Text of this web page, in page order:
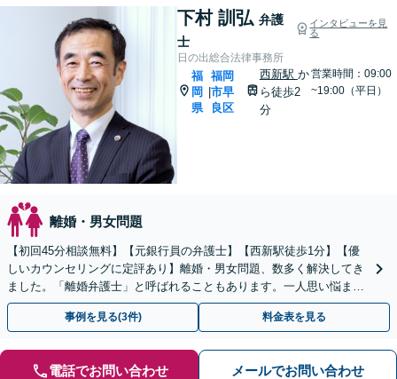
下村 訓弘 弁護
士
インタビューを見
る
日の出総合法律事務所
福
岡
県
|
福岡
市早
良区
西新駅 か
ら徒歩2
分
営業時間：09:00
~19:00（平日）
離婚・男女問題
【初回45分相談無料】【元銀行員の弁護士】【西新駅徒歩1分】【優
しいカウンセリングに定評あり】離婚・男女問題、数多く解決してき
ました。「離婚弁護士」と呼ばれることもあります。一人思い悩ま
ず、気軽に相談して暗い日々から解放されましょう。
事例を見る(3件) 料金表を見る
電話でお問い合わせ メールでお問い合わせ